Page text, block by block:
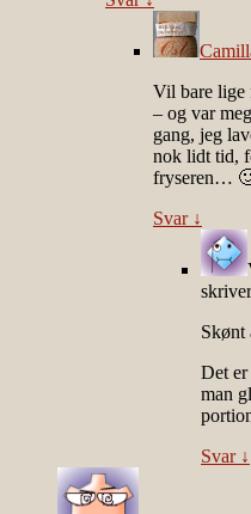
Vil bare lige
– og var
gang, jeg
nok lidt tid,
fryseren…
Svar ↓
Skønt
Det
man
Svar ↓